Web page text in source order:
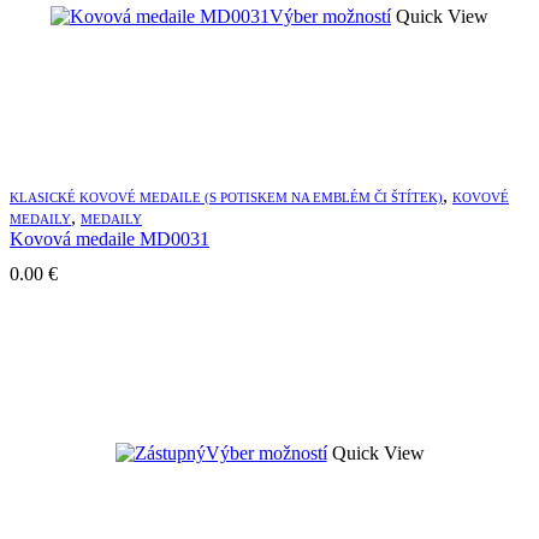
Výber možností Tento
vybrať
na
Quick View
KLASICKÉ KOVOVÉ MEDAILE (S POTISKEM NA EMBLÉM ČI ŠTÍTEK), KOVOVÉ
MEDAILY, MEDAILY
Kovová medaile MD0031
0.00 €
Výber možností Tento
Quick View